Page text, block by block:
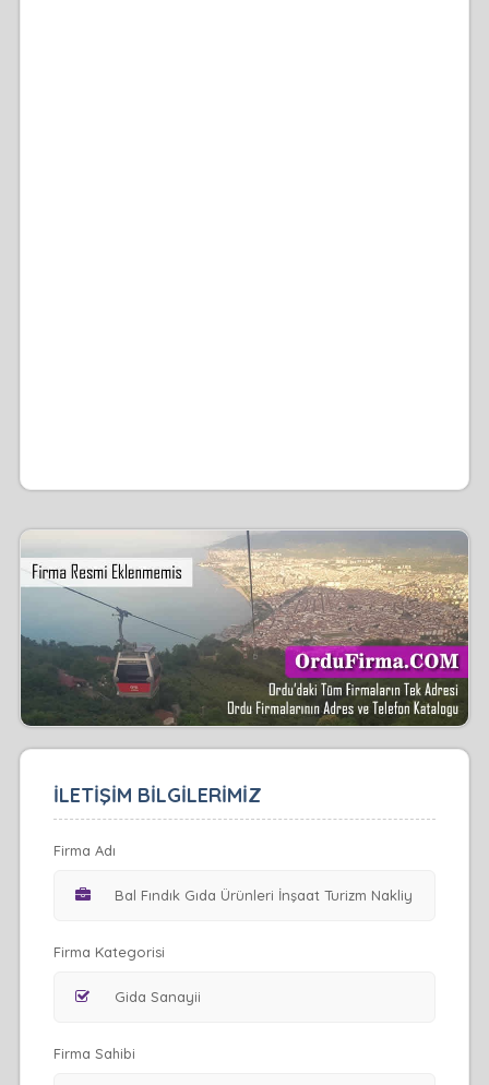
İLETİŞİM BİLGİLERİMİZ
Firma Adı
Firma Kategorisi
Firma Sahibi